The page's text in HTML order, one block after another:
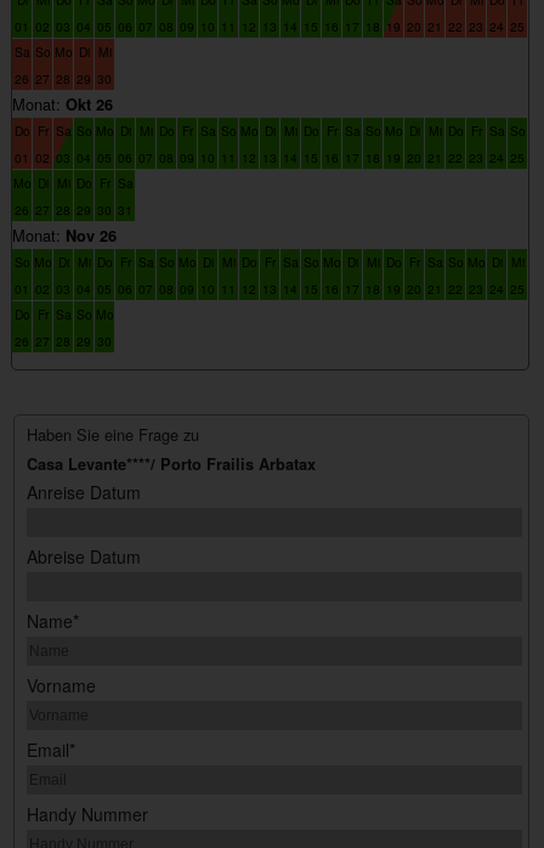
01 02 03 04 05 06 07 08 09 10 11 12 13 14 15 16 17 18 19 20 21 22 23 24 25
Sa
26
So
27
Mo
28
Di
29
Mi
30
Monat: Okt 26
Do
01
Fr
02
Sa
03
So
04
Mo
05
Di
06
Mi
07
Do
08
Fr
09
Sa
10
So
11
Mo
12
Di
13
Mi
14
Do
15
Fr
16
Sa
17
So
18
Mo
19
Di
20
Mi
21
Do
22
Fr
23
Sa
24
So
25
Mo
26
Di
27
Mi
28
Do
29
Fr
30
Sa
31
Monat: Nov 26
So
01
Mo
02
Di
03
Mi
04
Do
05
Fr
06
Sa
07
So
08
Mo
09
Di
10
Mi
11
Do
12
Fr
13
Sa
14
So
15
Mo
16
Di
17
Mi
18
Do
19
Fr
20
Sa
21
So
22
Mo
23
Di
24
Mi
25
Do
26
Fr
27
Sa
28
So
29
Mo
30
Haben Sie eine Frage zu
Casa Levante****/ Porto Frailis Arbatax
Anreise Datum
Abreise Datum
Name*
Vorname
Email*
Handy Nummer